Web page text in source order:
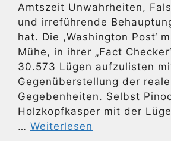
Amtszeit Unwahrheiten,
und irreführende
hat. Die ,Washington Post‘
Mühe, in ihrer „Fact
30.573 Lügen aufzulisten
Gegenüberstellung der
Gegebenheiten. Selbst
Holzkopfkasper mit der
… Weiterlesen